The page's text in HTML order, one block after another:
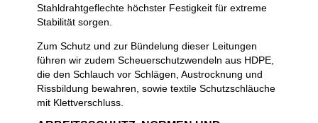
Stahldrahtgeflechte höchster Festigkeit für extreme
Stabilität sorgen.
Zum Schutz und zur Bündelung dieser Leitungen
führen wir zudem Scheuerschutzwendeln aus HDPE,
die den Schlauch vor Schlägen, Austrocknung und
Rissbildung bewahren, sowie textile Schutzschläuche
mit Klettverschluss.